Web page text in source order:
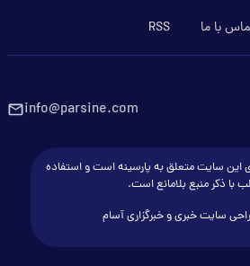
با ما RSS
info@parsine.com
این سایت متعلق به پارسینه است و استفاده
با ذکر منبع بلامانع است.
سایت خبری و خبرگزاری آسام